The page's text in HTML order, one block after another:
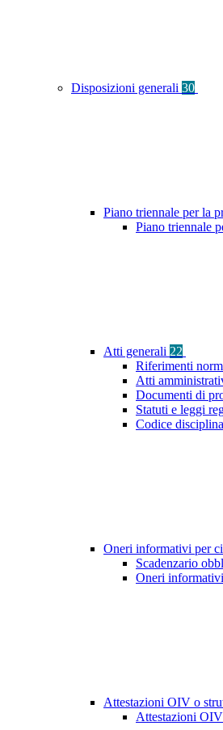
Disposizioni generali 30
Piano triennale per la
Piano triennale
Atti generali 22
Riferimenti
Atti
Documenti di
Statuti e leggi
Codice
Oneri informativi per
Scadenzario
Oneri
Attestazioni OIV o
Attestazioni